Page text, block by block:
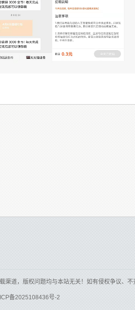
道，版权问题均与本站无关！如有侵权争议、不
备2025108436号-2